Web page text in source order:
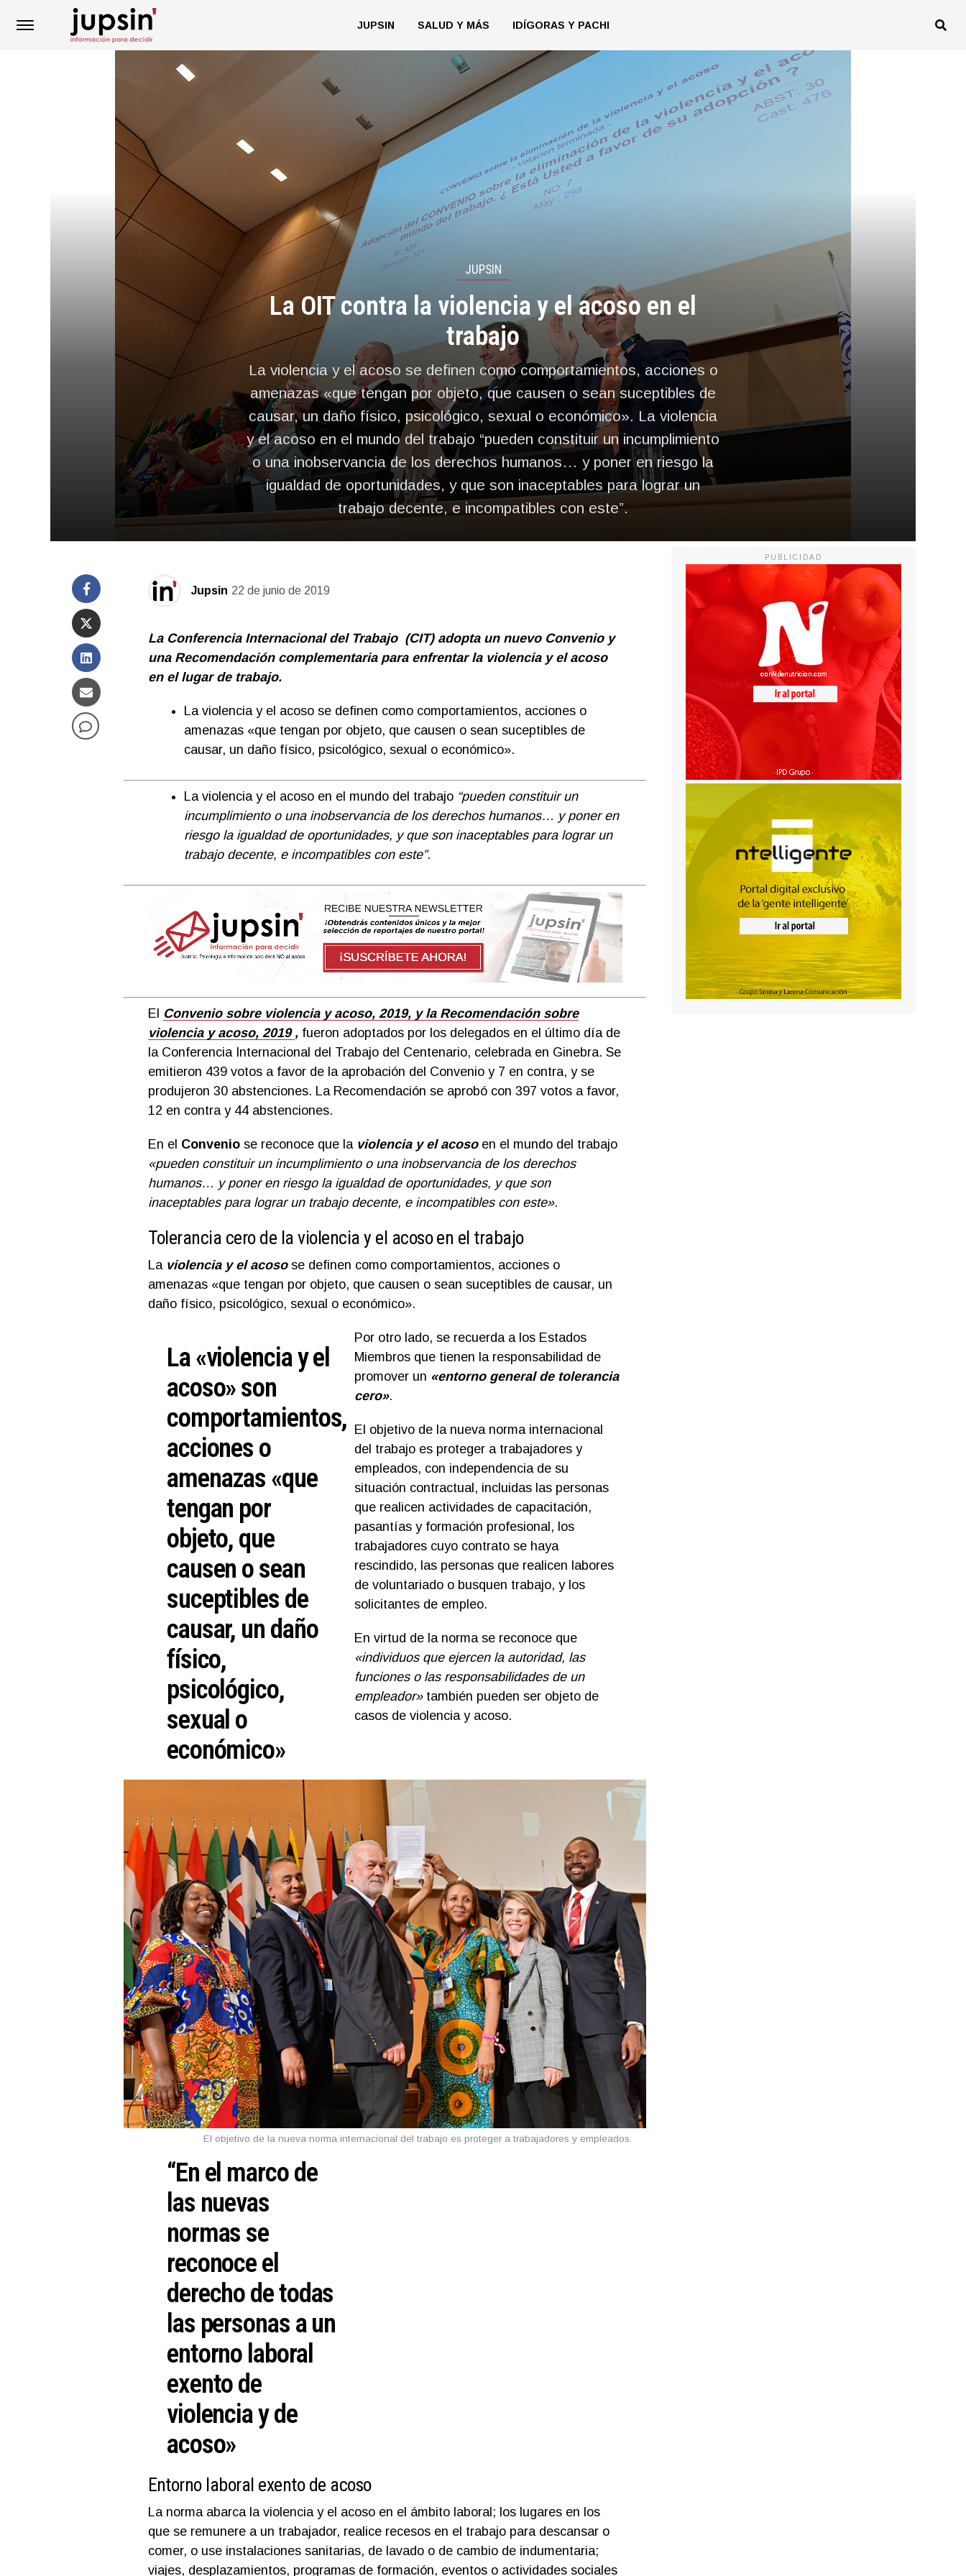
JUPSIN SALUD Y MÁS IDÍGORAS Y PACHI
JUPSIN
La OIT contra la violencia y el acoso en el
trabajo
La violencia y el acoso se definen como comportamientos, acciones o
amenazas «que tengan por objeto, que causen o sean suceptibles de
causar, un daño físico, psicológico, sexual o económico». La violencia
y el acoso en el mundo del trabajo “pueden constituir un incumplimiento
o una inobservancia de los derechos humanos… y poner en riesgo la
igualdad de oportunidades, y que son inaceptables para lograr un
trabajo decente, e incompatibles con este”.
Jupsin 22 de junio de 2019
La Conferencia Internacional del Trabajo (CIT) adopta un nuevo Convenio y
una Recomendación complementaria para enfrentar la violencia y el acoso
en el lugar de trabajo.
La violencia y el acoso se definen como comportamientos, acciones o
amenazas «que tengan por objeto, que causen o sean suceptibles de
causar, un daño físico, psicológico, sexual o económico».
La violencia y el acoso en el mundo del trabajo “pueden constituir un
incumplimiento o una inobservancia de los derechos humanos… y poner en
riesgo la igualdad de oportunidades, y que son inaceptables para lograr un
trabajo decente, e incompatibles con este”.
El Convenio sobre violencia y acoso, 2019, y la Recomendación sobre
violencia y acoso, 2019 ,fueron adoptados por los delegados en el último día de
la Conferencia Internacional del Trabajo del Centenario, celebrada en Ginebra. Se
emitieron 439 votos a favor de la aprobación del Convenio y 7 en contra, y se
produjeron 30 abstenciones. La Recomendación se aprobó con 397 votos a favor,
12 en contra y 44 abstenciones.
En el Conveniose reconoce que la violencia y el acoso en el mundo del trabajo
«pueden constituir un incumplimiento o una inobservancia de los derechos
humanos… y poner en riesgo la igualdad de oportunidades, y que son
inaceptables para lograr un trabajo decente, e incompatibles con este».
Tolerancia cero de la violencia y el acoso en el trabajo
La violencia y el acosose definen como comportamientos, acciones o
amenazas «que tengan por objeto, que causen o sean suceptibles de causar, un
daño físico, psicológico, sexual o económico».
La «violencia y el
acoso» son
comportamientos,
acciones o
amenazas «que
tengan por
objeto, que
causen o sean
suceptibles de
causar, un daño
físico,
psicológico,
sexual o
económico»
Por otro lado, se recuerda a los Estados
Miembros que tienen la responsabilidad de
promover un «entorno general de tolerancia
cero».
El objetivo de la nueva norma internacional
del trabajo es proteger a trabajadores y
empleados, con independencia de su
situación contractual, incluidas las personas
que realicen actividades de capacitación,
pasantías y formación profesional, los
trabajadores cuyo contrato se haya
rescindido, las personas que realicen labores
de voluntariado o busquen trabajo, y los
solicitantes de empleo.
En virtud de la norma se reconoce que
«individuos que ejercen la autoridad, las
funciones o las responsabilidades de un
empleador»también pueden ser objeto de
casos de violencia y acoso.
El objetivo de la nueva norma internacional del trabajo es proteger a trabajadores y empleados.
“En el marco de
las nuevas
normas se
reconoce el
derecho de todas
las personas a un
entorno laboral
exento de
violencia y de
acoso»
Entorno laboral exento de acoso
La norma abarca la violencia y el acoso en el ámbito laboral; los lugares en los
que se remunere a un trabajador, realice recesos en el trabajo para descansar o
comer, o use instalaciones sanitarias, de lavado o de cambio de indumentaria;
viajes, desplazamientos, programas de formación, eventos o actividades sociales
PUBLICIDAD